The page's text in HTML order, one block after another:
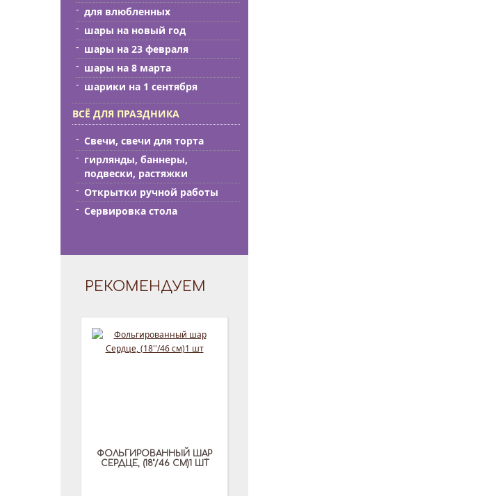
для влюбленных
шары на новый год
шары на 23 февраля
шары на 8 марта
шарики на 1 сентября
ВСЁ ДЛЯ ПРАЗДНИКА
Свечи, свечи для торта
гирлянды, баннеры,
подвески, растяжки
Открытки ручной работы
Сервировка стола
РЕКОМЕНДУЕМ
ФОЛЬГИРОВАННЫЙ ШАР
СЕРДЦЕ, (18''/46 СМ)1 ШТ